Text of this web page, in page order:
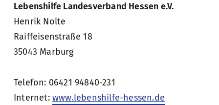
Lebenshilfe Landesverband Hessen e.V.
Henrik Nolte
Raiffeisenstraße 18
35043 Marburg
Telefon: 06421 94840-231
Internet: www.lebenshilfe-hessen.de